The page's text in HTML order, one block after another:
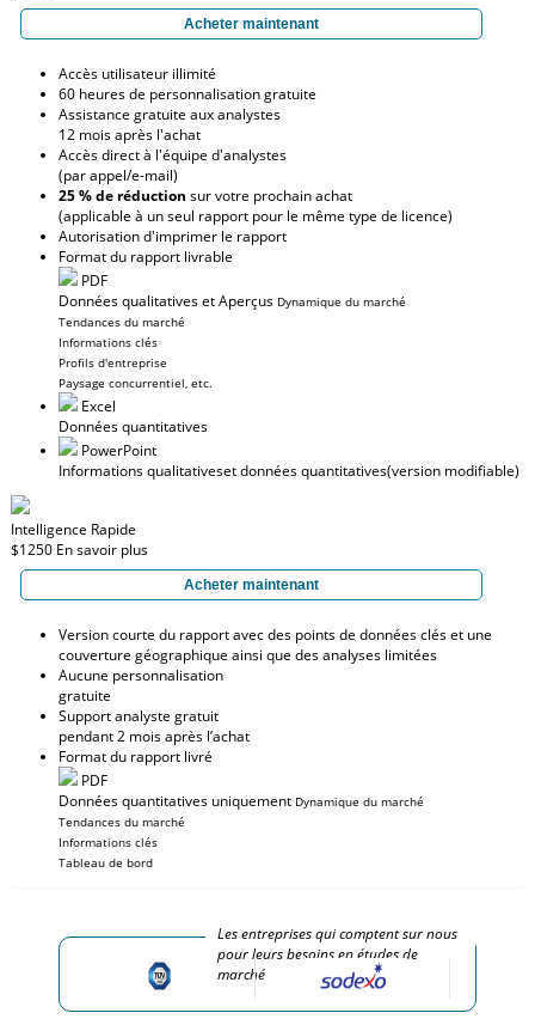
Acheter maintenant
Accès utilisateur illimité
60 heures de personnalisation gratuite
Assistance gratuite aux analystes
12 mois après l'achat
Accès direct à l'équipe d'analystes
(par appel/e-mail)
25 % de réduction sur votre prochain achat
(applicable à un seul rapport pour le même type de licence)
Autorisation d'imprimer le rapport
Format du rapport livrable
PDF
Données qualitatives et Aperçus Dynamique du marché
Tendances du marché
Informations clés
Profils d'entreprise
Paysage concurrentiel, etc.
Excel
Données quantitatives
PowerPoint
Informations qualitativeset données quantitatives(version modifiable)
Intelligence Rapide
$1250 En savoir plus
Acheter maintenant
Version courte du rapport avec des points de données clés et une
couverture géographique ainsi que des analyses limitées
Aucune personnalisation
gratuite
Support analyste gratuit
pendant 2 mois après l’achat
Format du rapport livré
PDF
Données quantitatives uniquement Dynamique du marché
Tendances du marché
Informations clés
Tableau de bord
Les entreprises qui comptent sur nous
pour leurs besoins en études de
marché